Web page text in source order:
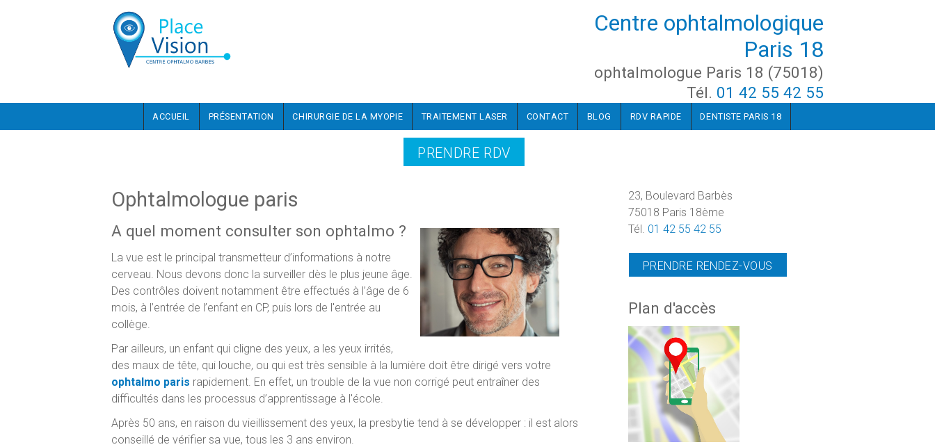
Centre ophtalmologique
Paris 18
ophtalmologue Paris 18 (75018)
Tél. 01 42 55 42 55
ACCUEIL PRÉSENTATION CHIRURGIE DE LA MYOPIE TRAITEMENT LASER CONTACT BLOG RDV RAPIDE DENTISTE PARIS 18
PRENDRE RDV
Ophtalmologue paris
A quel moment consulter son ophtalmo ?
La vue est le principal transmetteur d’informations à notre
cerveau. Nous devons donc la surveiller dès le plus jeune âge.
Des contrôles doivent notamment être effectués à l’âge de 6
mois, à l’entrée de l’enfant en CP, puis lors de l'entrée au
collège.
Par ailleurs, un enfant qui cligne des yeux, a les yeux irrités,
des maux de tête, qui louche, ou qui est très sensible à la lumière doit être dirigé vers votre
ophtalmo paris rapidement. En effet, un trouble de la vue non corrigé peut entraîner des
difficultés dans les processus d’apprentissage à l'école.
Après 50 ans, en raison du vieillissement des yeux, la presbytie tend à se développer : il est alors
conseillé de vérifier sa vue, tous les 3 ans environ.
23, Boulevard Barbès
75018 Paris 18ème
Tél. 01 42 55 42 55
PRENDRE RENDEZ-VOUS
Plan d'accès